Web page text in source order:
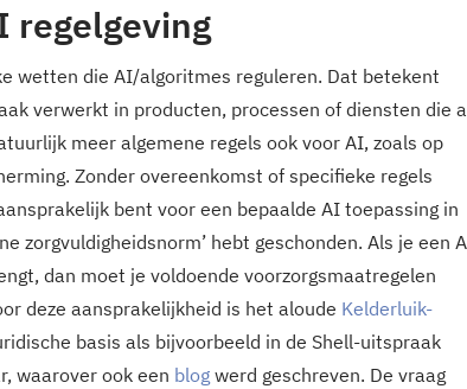
regelgeving
wetten die AI/algoritmes reguleren. Dat betekent
verwerkt in producten, processen of diensten die
meer algemene regels ook voor AI, zoals op
Zonder overeenkomst of specifieke regels
bent voor een bepaalde AI toepassing in
zorgvuldigheidsnorm’ hebt geschonden. Als je een
dan moet je voldoende voorzorgsmaatregelen
deze aansprakelijkheid is het aloude Kelderluik-
basis als bijvoorbeeld in de Shell-uitspraak
waarover ook een blog werd geschreven. De vraag